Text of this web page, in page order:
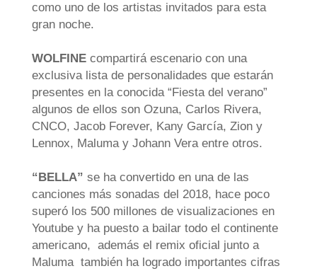
como uno de los artistas invitados para esta
gran noche.
WOLFINEcompartirá escenario con una
exclusiva lista de personalidades que estarán
presentes en la conocida “Fiesta del verano”
algunos de ellos son Ozuna, Carlos Rivera,
CNCO, Jacob Forever, Kany García, Zion y
Lennox, Maluma y Johann Vera entre otros.
“BELLA” se ha convertido en una de las
canciones más sonadas del 2018, hace poco
superó los 500 millones de visualizaciones en
Youtube y ha puesto a bailar todo el continente
americano, además el remix oficial junto a
Maluma también ha logrado importantes cifras